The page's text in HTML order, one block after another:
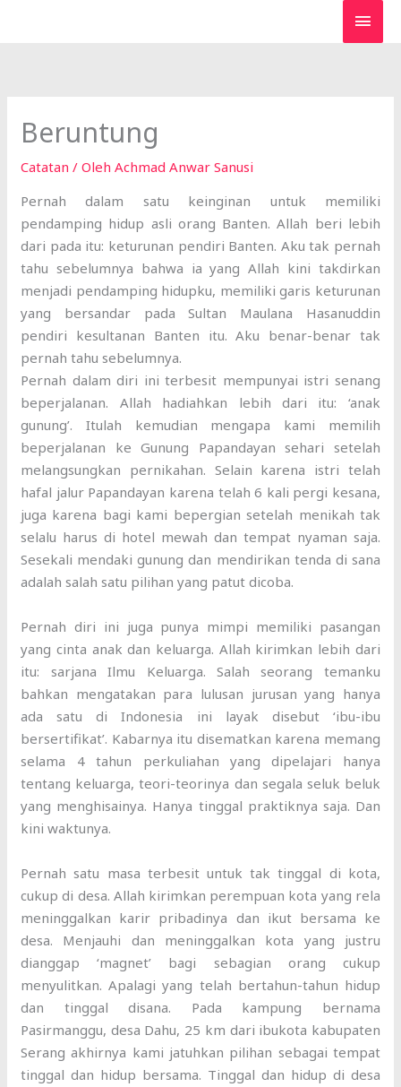
Beruntung
Catatan / OlehAchmad Anwar Sanusi
Pernah dalam satu keinginan untuk memiliki
pendamping hidup asli orang Banten. Allah beri lebih
dari pada itu: keturunan pendiri Banten. Aku tak pernah
tahu sebelumnya bahwa ia yang Allah kini takdirkan
menjadi pendamping hidupku, memiliki garis keturunan
yang bersandar pada Sultan Maulana Hasanuddin
pendiri kesultanan Banten itu. Aku benar-benar tak
pernah tahu sebelumnya.
Pernah dalam diri ini terbesit mempunyai istri senang
beperjalanan. Allah hadiahkan lebih dari itu: ‘anak
gunung’. Itulah kemudian mengapa kami memilih
beperjalanan ke Gunung Papandayan sehari setelah
melangsungkan pernikahan. Selain karena istri telah
hafal jalur Papandayan karena telah 6 kali pergi kesana,
juga karena bagi kami bepergian setelah menikah tak
selalu harus di hotel mewah dan tempat nyaman saja.
Sesekali mendaki gunung dan mendirikan tenda di sana
adalah salah satu pilihan yang patut dicoba.
Pernah diri ini juga punya mimpi memiliki pasangan
yang cinta anak dan keluarga. Allah kirimkan lebih dari
itu: sarjana Ilmu Keluarga. Salah seorang temanku
bahkan mengatakan para lulusan jurusan yang hanya
ada satu di Indonesia ini layak disebut ‘ibu-ibu
bersertifikat’. Kabarnya itu disematkan karena memang
selama 4 tahun perkuliahan yang dipelajari hanya
tentang keluarga, teori-teorinya dan segala seluk beluk
yang menghisainya. Hanya tinggal praktiknya saja. Dan
kini waktunya.
Pernah satu masa terbesit untuk tak tinggal di kota,
cukup di desa. Allah kirimkan perempuan kota yang rela
meninggalkan karir pribadinya dan ikut bersama ke
desa. Menjauhi dan meninggalkan kota yang justru
dianggap ‘magnet’ bagi sebagian orang cukup
menyulitkan. Apalagi yang telah bertahun-tahun hidup
dan tinggal disana. Pada kampung bernama
Pasirmanggu, desa Dahu, 25 km dari ibukota kabupaten
Serang akhirnya kami jatuhkan pilihan sebagai tempat
tinggal dan hidup bersama. Tinggal dan hidup di desa